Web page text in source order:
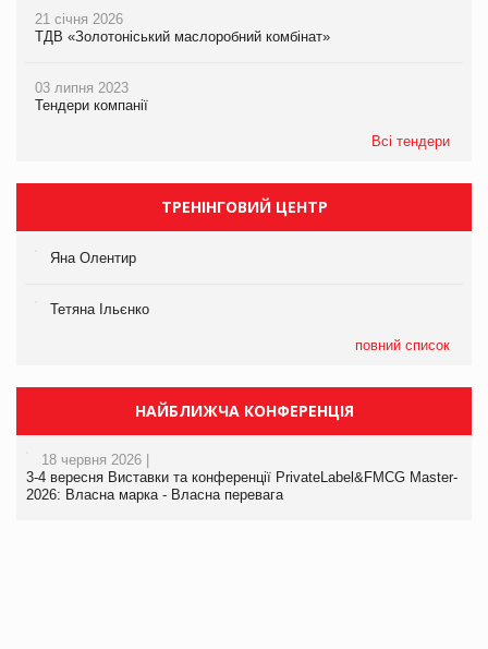
21 січня 2026
ТДВ «Золотоніський маслоробний комбінат»
03 липня 2023
Тендери компанії
Всі тендери
ТРЕНІНГОВИЙ ЦЕНТР
Яна Олентир
Тетяна Ільєнко
повний список
НАЙБЛИЖЧА КОНФЕРЕНЦІЯ
18 червня 2026 |
3-4 вересня Виставки та конференції PrivateLabel&FMCG Master-
2026: Власна марка - Власна перевага